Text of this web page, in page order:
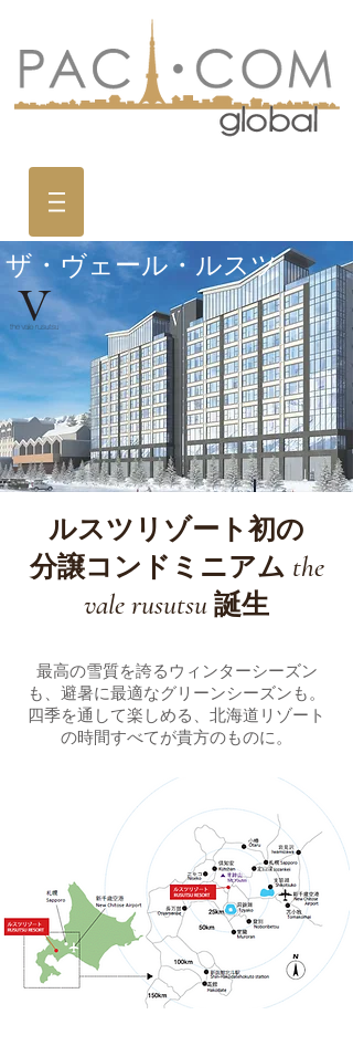
​ザ・ヴェール・ルスツ
ルスツリゾート初の
分譲コンドミニアム the
vale rusutsu 誕生
最高の雪質を誇るウィンターシーズン
も、避暑に最適なグリーンシーズンも。
四季を通して楽しめる、北海道リゾート
の時間すべてが貴方のものに。